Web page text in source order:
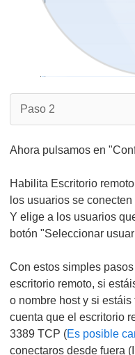
Paso 2
Ahora pulsamos en
Habilita Escritorio
los usuarios se
Y elige a los usuarios
botón "Seleccionar
Con estos simples
escritorio remoto, si
o nombre host y si
cuenta que el escritorio
3389 TCP (Es posible
conectaros desde fuera